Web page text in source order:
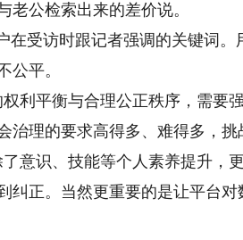
老公检索出来的差价说。
受访时跟记者强调的关键词。
公平。
平衡与合理公正秩序，需要
治理的要求高得多、难得多，挑
识、技能等个人素养提升，
纠正。当然更重要的是让平台